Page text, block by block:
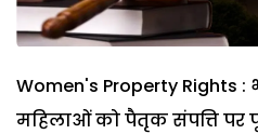
Women's Property Rights
महिलाओं को पैतृक संपत्ति पर